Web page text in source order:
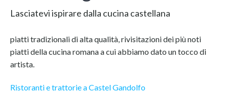
Lasciatevi ispirare dalla cucina castellana
piatti tradizionali di alta qualità, rivisitazioni dei più noti
piatti della cucina romana a cui abbiamo dato un tocco di
artista.
Ristoranti e trattorie a Castel Gandolfo